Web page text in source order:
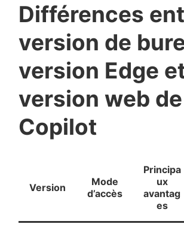
Différences
version de
version Edge
version web de
Copilot
Version
Mode
d’accès
Principa
ux
avantag
es